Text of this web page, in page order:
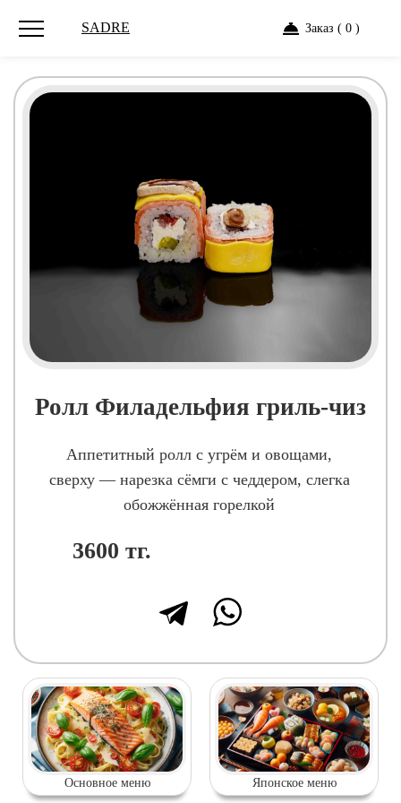
SADRE Заказ ( 0 )
Ролл Филадельфия гриль-чиз
Аппетитный ролл с угрём и овощами,
сверху — нарезка сёмги с чеддером, слегка
обожжённая горелкой
3600 тг.
Основное меню Японское меню